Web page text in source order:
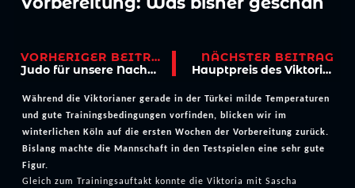
VORHERIGER BEITRAG
Judo für unsere Nachwuchskicker
NÄCHSTER BEITRAG
Hauptpreis des Viktoria-Adventskalenders bei Betten Sauer überreicht
Während die Viktorianer gerade in der Türkei milde Temperaturen
und gute Trainingsbedingungen vorfinden, blicken wir im
winterlichen Köln auf die ersten Wochen der Vorbereitung zurück.
Bislang machte die Mannschaft in den Testspielen eine sehr gute
Figur.
Gleich zum Trainingsauftakt konnte die Viktoria mit Sascha